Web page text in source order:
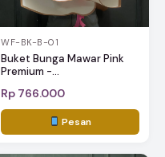
WF-BK-B-01
Buket Bunga Mawar Pink
Premium -...
Rp 766.000
Pesan